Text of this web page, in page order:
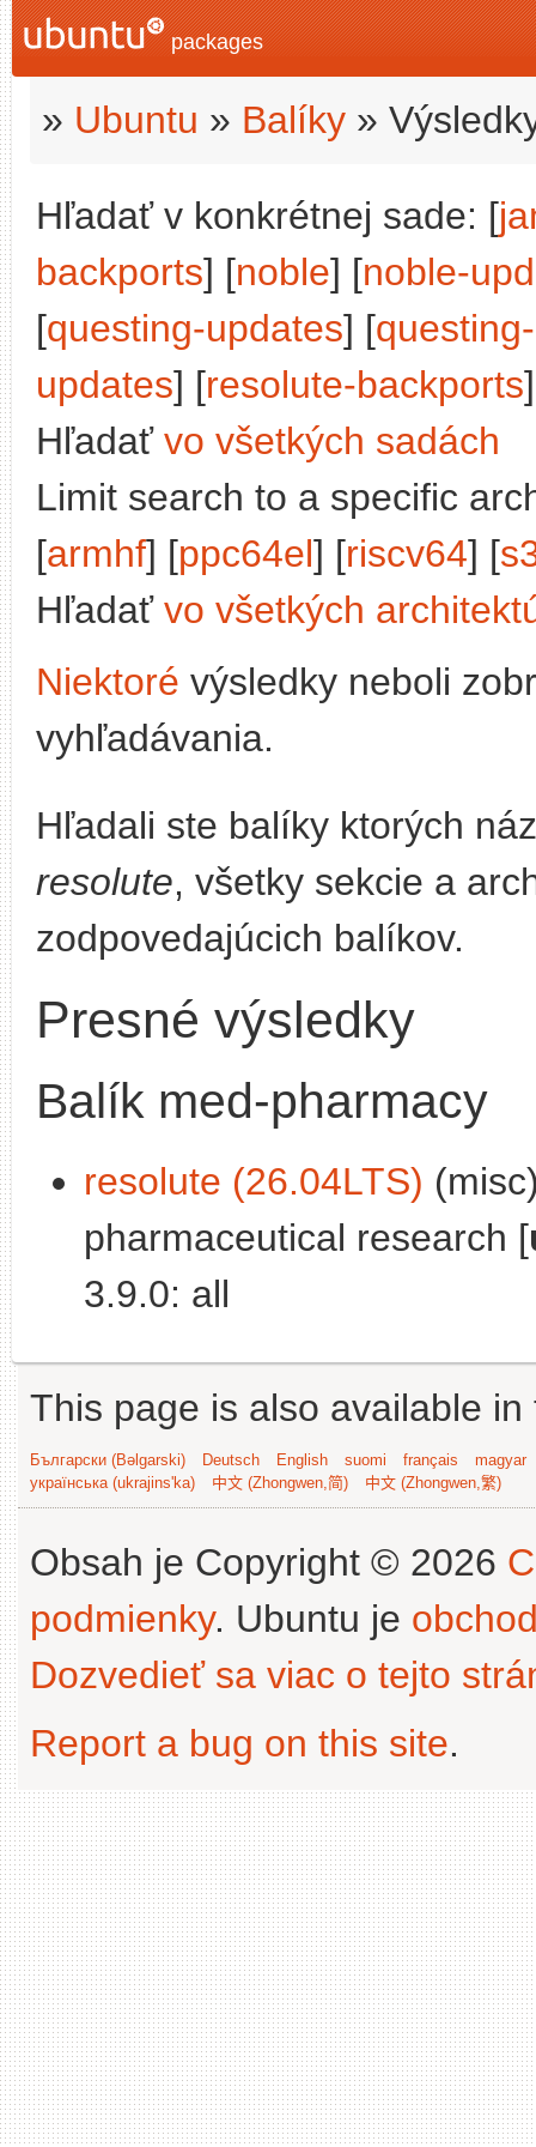
packages
» Ubuntu » Balíky »
Hľadať v konkrétnej sade: [
backports] [noble] [noble-
[questing-updates] [
updates] [resolute-backports
Hľadať vo všetkých sadách
Limit search to a specific
[armhf] [ppc64el] [riscv64] [
Hľadať vo všetkých
Niektoré výsledky neboli
vyhľadávania.
Hľadali ste balíky ktorých
resolute, všetky sekcie a
zodpovedajúcich balíkov.
Presné výsledky
Balík med-pharmacy
resolute (26.04LTS)
pharmaceutical research [
3.9.0: all
This page is also available
Български (Bəlgarski) Deutsch English suomi français
magyar
українська (ukrajins'ka)
中文 (Zhongwen,简) 中文 (Zhongwen,繁)
Obsah je Copyright © 2026
podmienky. Ubuntu je
Dozvedieť sa viac o tejto
Report a bug on this site.